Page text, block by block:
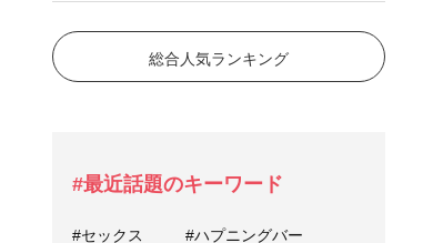
総合人気ランキング
#最近話題のキーワード
#セックス #ハプニングバー